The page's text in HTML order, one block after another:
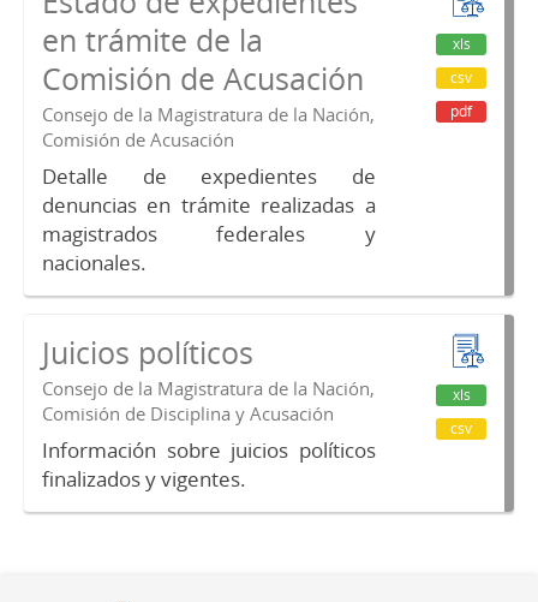
en trámite de la
Comisión de Acusación
Consejo de la Magistratura de la Nación,
Comisión de Acusación
Detalle de expedientes de
denuncias en trámite realizadas a
magistrados federales y
nacionales.
xls
csv
pdf
Juicios políticos
Consejo de la Magistratura de la Nación,
Comisión de Disciplina y Acusación
Información sobre juicios políticos
finalizados y vigentes.
xls
csv